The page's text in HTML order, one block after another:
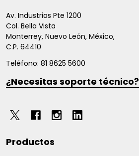
de
página
Av. Industrias Pte 1200
Col. Bella Vista
Monterrey, Nuevo León, México,
C.P. 64410
Teléfono: 81 8625 5600
¿Necesitas soporte técnico?
Productos